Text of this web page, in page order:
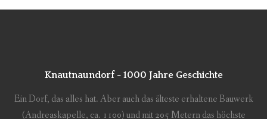
Knautnaundorf - 1000 Jahre Geschichte
Ein Dorf, das alles hat. Aber auch das älteste erhaltene Bauwerk
(Andreaskapelle, ca. 1100) und mit 205 Metern das höchste